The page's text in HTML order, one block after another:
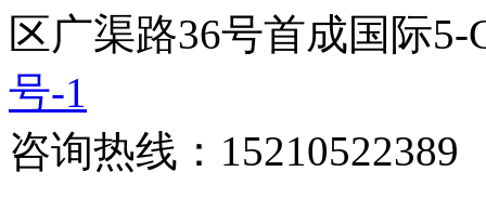
区广渠路36号首成国际
号-1
咨询热线：